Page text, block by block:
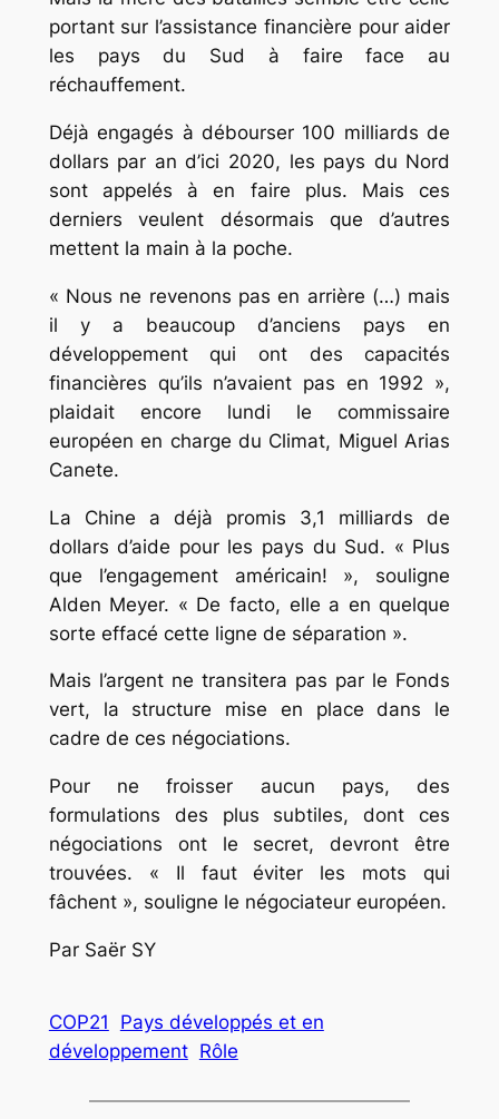
portant sur l’assistance financière pour aider
les pays du Sud à faire face au
réchauffement.
Déjà engagés à débourser 100 milliards de
dollars par an d’ici 2020, les pays du Nord
sont appelés à en faire plus. Mais ces
derniers veulent désormais que d’autres
mettent la main à la poche.
« Nous ne revenons pas en arrière (…) mais
il y a beaucoup d’anciens pays en
développement qui ont des capacités
financières qu’ils n’avaient pas en 1992 »,
plaidait encore lundi le commissaire
européen en charge du Climat, Miguel Arias
Canete.
La Chine a déjà promis 3,1 milliards de
dollars d’aide pour les pays du Sud. « Plus
que l’engagement américain! », souligne
Alden Meyer. « De facto, elle a en quelque
sorte effacé cette ligne de séparation ».
Mais l’argent ne transitera pas par le Fonds
vert, la structure mise en place dans le
cadre de ces négociations.
Pour ne froisser aucun pays, des
formulations des plus subtiles, dont ces
négociations ont le secret, devront être
trouvées. « Il faut éviter les mots qui
fâchent », souligne le négociateur européen.
Par Saër SY
COP21
Pays développés et en
développement Rôle